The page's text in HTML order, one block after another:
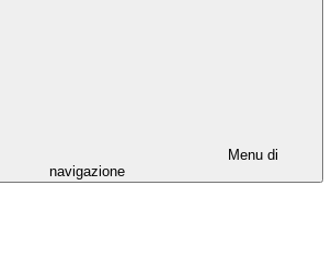
Menu di
navigazione